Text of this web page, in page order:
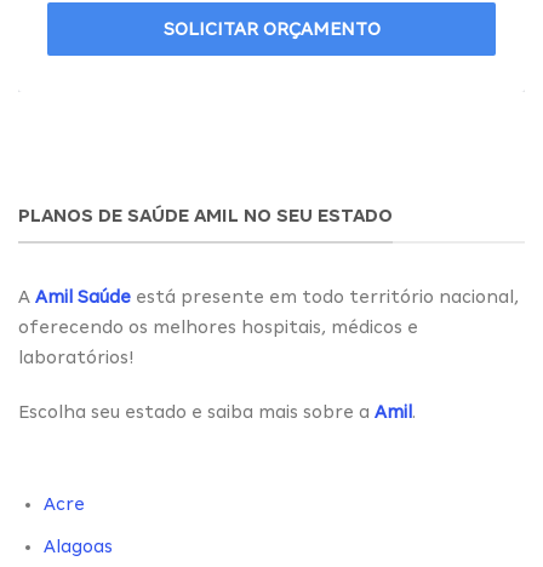
SOLICITAR ORÇAMENTO
PLANOS DE SAÚDE AMIL NO SEU ESTADO
A Amil Saúde está presente em todo território nacional,
oferecendo os melhores hospitais, médicos e
laboratórios!
Escolha seu estado e saiba mais sobre a Amil .
Acre
Alagoas